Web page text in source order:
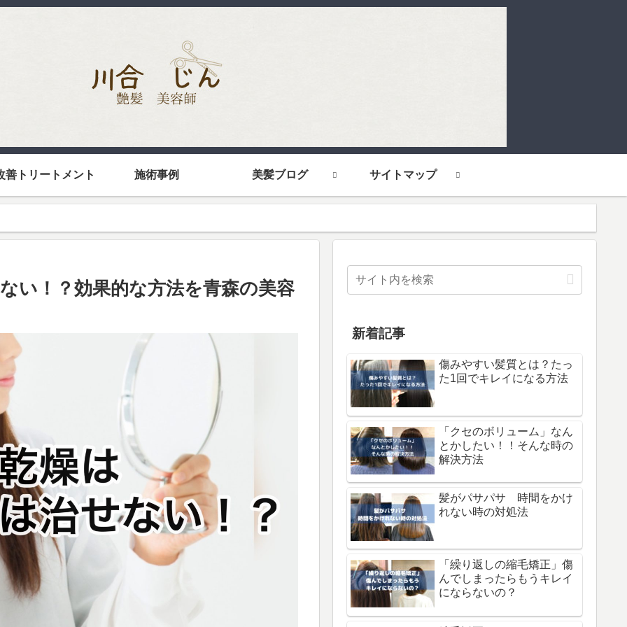
善トリートメント 施術事例 美髪ブログ サイトマップ
い！？効果的な方法を青森の美容
新着記事
傷みやすい髪質とは？たっ
た1回でキレイになる方法
「クセのボリューム」なん
とかしたい！！そんな時の
解決方法
髪がパサパサ 時間をかけ
れない時の対処法
「繰り返しの縮毛矯正」傷
んでしまったらもうキレイ
にならないの？